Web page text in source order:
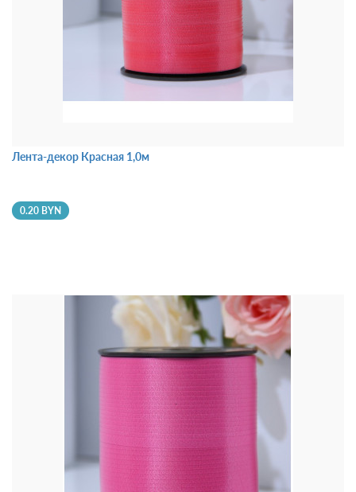
Лента-декор Красная 1,0м
0.20 BYN